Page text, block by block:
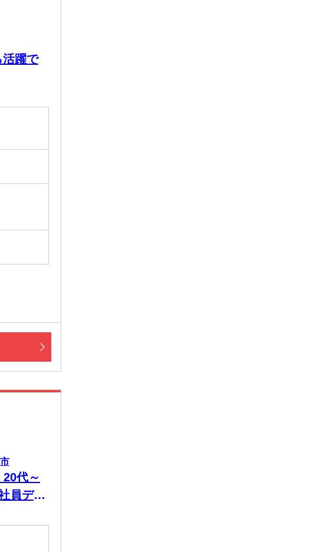
活躍で
代～
員デビ